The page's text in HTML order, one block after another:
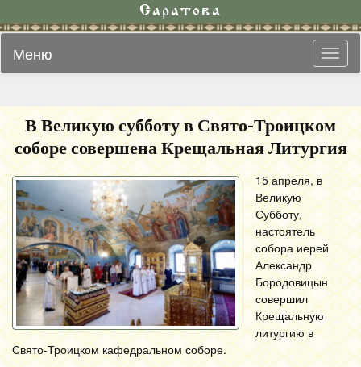
Саратова
Меню
В Великую субботу в Свято-Троицком
соборе совершена Крещальная Литургия
15 апреля, в
Великую
Субботу,
настоятель
собора иерей
Александр
Бородовицын
совершил
Крещальную
литургию в
Свято-Троицком кафедральном соборе.